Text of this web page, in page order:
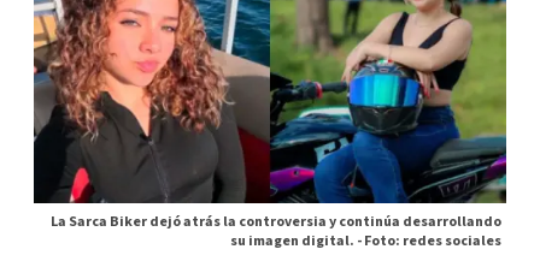
La Sarca Biker dejó atrás la controversia y continúa desarrollando
su imagen digital. -Foto: redes sociales